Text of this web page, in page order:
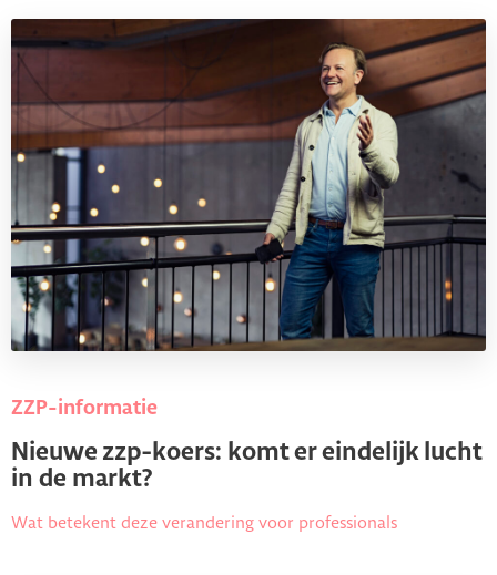
ZZP-informatie
Nieuwe zzp-koers: komt er eindelijk lucht
in de markt?
Wat betekent deze verandering voor professionals